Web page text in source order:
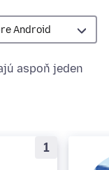
Android
aspoň jeden
1